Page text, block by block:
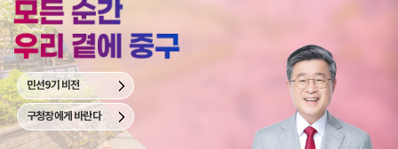
민선9기 비전
구청장에게 바란다